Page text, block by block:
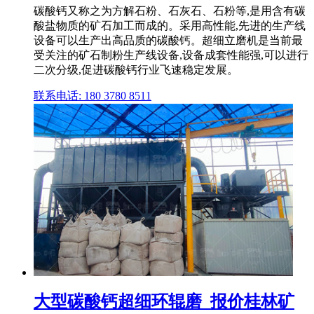
碳酸钙又称之为方解石粉、石灰石、石粉等,是用含有碳
酸盐物质的矿石加工而成的。采用高性能,先进的生产线
设备可以生产出高品质的碳酸钙。超细立磨机是当前最
受关注的矿石制粉生产线设备,设备成套性能强,可以进行
二次分级,促进碳酸钙行业飞速稳定发展。
联系电话: 180 3780 8511
大型碳酸钙超细环辊磨_报价桂林矿